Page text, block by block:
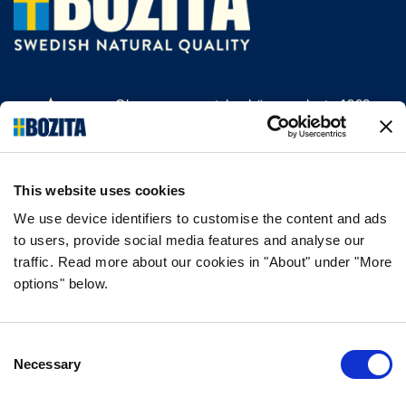
This website uses cookies
We use device identifiers to customise the content and ads
to users, provide social media features and analyse our
traffic. Read more about our cookies in "About" under "More
options" below.
Selection
Necessary
Olemme menestyksekäs, vuodesta 1903
saakka kissan- ja koiranruokaa valmistava
yritys Vårgårdasta, Ruotsista. Pidämme
Teemme koiran- ja kissanruokaa
korkealaatuisista ainesosista ja ilman
tarpeettomia lisäaineita.
USEIN KYSYTYT KYSYMYKSET